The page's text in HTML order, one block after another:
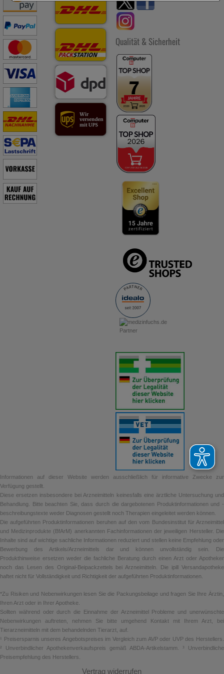
Bedürfnisse zugeschrittene Inhalte anzuzeigen und unser
Partnerprogramm zu betreiben.
Statistik & Tracking:Hierüber lassen sich Informationen über
die Art und Weise der Nutzung unserer Website sammeln, mit
deren Hilfe wir unsere Website weiter für Sie optimieren
können, den Inhalt auf unserer Website aber auch die Werbung
auf Drittseiten möglichst relevant für Sie zu gestalten. Bitte
beachten Sie, dass Daten hierfür teilweise an Dritte wie z.B.
Google oder soziale Medien übertragen werden.
Qualität & Sicherheit
Informationen auf dieser Website werden ausschließlich für informative Zwecke zur
Verfügung gestellt.
Diese ersetzen insbesondere bei Arzneimitteln keinesfalls eine ärztliche Untersuchung und
Behandlung. Bitte beachten Sie, dass durch die dargebotenen Produktinformationen und -
beschreibungstexte weder Diagnosen gestellt noch Therapien eingeleitet werden können.
Die aufgeführten Produktinformationen beruhen auf den vom Bundesinstitut für Arzneimittel
und Medizinprodukte (BfArM) anerkannten Fachinformationen der jeweiligen Hersteller. Die
Inhalte sind auf wichtige sachliche Informationen reduziert und stellen keine Empfehlung oder
Bewerbung des Artikels/Arzneimittels dar und können unvollständig sein. Die
Produkthinweise ersetzen weder die fachliche Beratung durch einen Arzt oder Apotheker
noch das Lesen des Original-Beipackzettels bei Arzneimitteln. Die ipill Versandapotheke
haftet nicht für Vollständigkeit und Richtigkeit der aufgeführten Produktinformationen.
*Zu Risiken und Nebenwirkungen lesen Sie die Packungsbeilage und fragen Sie Ihre Ärztin,
Ihren Arzt oder in Ihrer Apotheke.
Sollten während oder durch die Einnahme der Arzneimittel Probleme und unerwünschte
Nebenwirkungen auftreten, nehmen Sie bitte umgehend Kontakt mit Ihrem Arzt, bei
Tierarzneimitteln mit dem behandelnden Tierarzt, auf.
¹ Preisersparnis unseres Angebotspreises im Vergleich zum AVP oder UVP des Herstellers.
² Unverbindlicher Apothekenverkaufspreis gemäß ABDA-Artikelstamm. ³ Unverbindliche
Preisempfehlung des Herstellers.
Vertrag widerrufen